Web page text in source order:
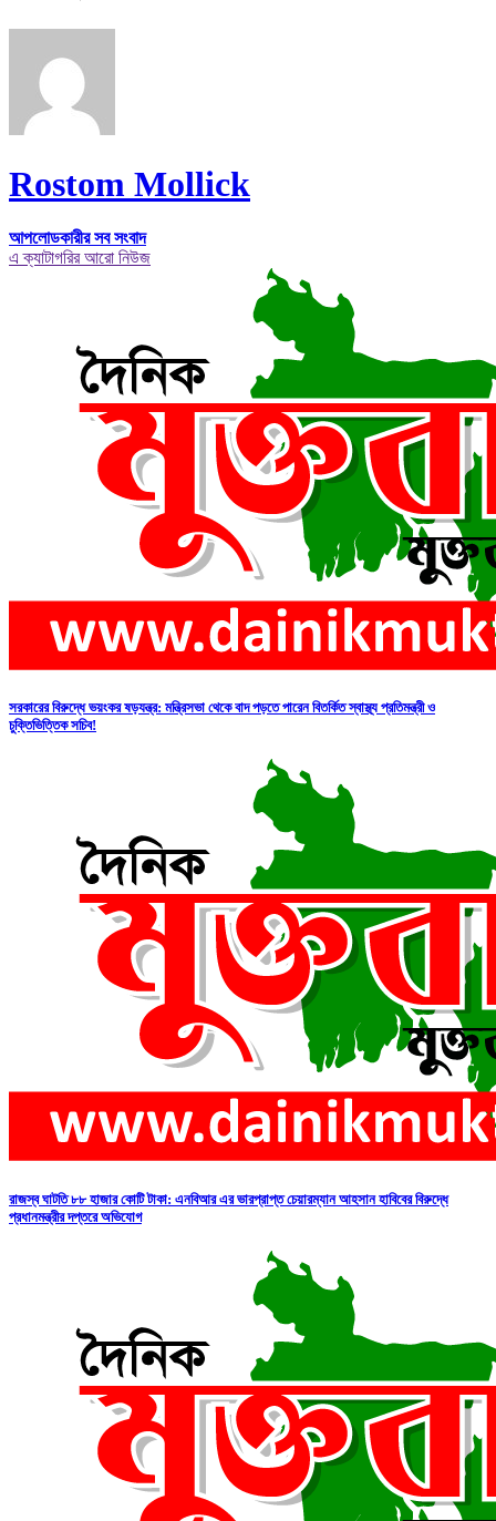
Rostom Mollick
আপলোডকারীর সব সংবাদ
এ ক্যাটাগরির আরো নিউজ
সরকারের বিরুদ্ধে ভয়ংকর ষড়যন্ত্র: মন্ত্রিসভা থেকে বাদ পড়তে পারেন বিতর্কিত স্বাস্থ্য প্রতিমন্ত্রী ও
চুক্তিভিত্তিক সচিব!
রাজস্ব ঘাটতি ৮৮ হাজার কোটি টাকা: এনবিআর এর ভারপ্রাপ্ত চেয়ারম্যান আহসান হাবিবের বিরুদ্ধে
প্রধানমন্ত্রীর দপ্তরে অভিযোগ